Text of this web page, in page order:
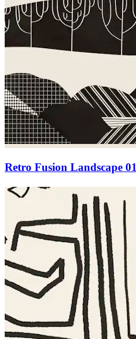
Retro Fusion Landscape 01